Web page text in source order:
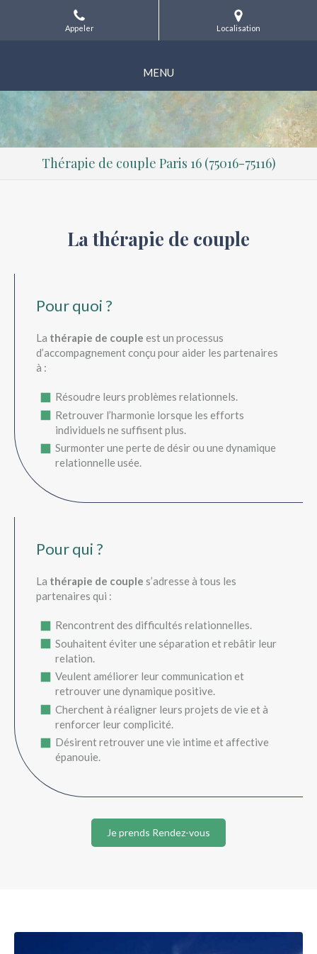
Appeler Localisation
MENU
Thérapie de couple Paris 16 (75016-75116)
La thérapie de couple
Pour quoi ?
La thérapie de couple est un processus
d’accompagnement conçu pour aider les partenaires
à :
Résoudre leurs problèmes relationnels.
Retrouver l’harmonie lorsque les efforts
individuels ne suffisent plus.
Surmonter une perte de désir ou une dynamique
relationnelle usée.
Pour qui ?
La thérapie de couple s’adresse à tous les
partenaires qui :
Rencontrent des difficultés relationnelles.
Souhaitent éviter une séparation et rebâtir leur
relation.
Veulent améliorer leur communication et
retrouver une dynamique positive.
Cherchent à réaligner leurs projets de vie et à
renforcer leur complicité.
Désirent retrouver une vie intime et affective
épanouie.
Je prends Rendez-vous